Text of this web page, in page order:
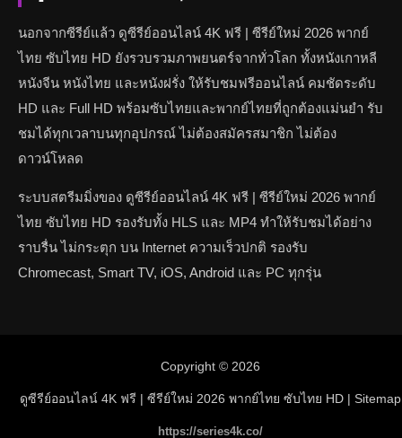
นอกจากซีรีย์แล้ว ดูซีรีย์ออนไลน์ 4K ฟรี | ซีรีย์ใหม่ 2026 พากย์
ไทย ซับไทย HD ยังรวบรวมภาพยนตร์จากทั่วโลก ทั้งหนังเกาหลี
หนังจีน หนังไทย และหนังฝรั่ง ให้รับชมฟรีออนไลน์ คมชัดระดับ
HD และ Full HD พร้อมซับไทยและพากย์ไทยที่ถูกต้องแม่นยำ รับ
ชมได้ทุกเวลาบนทุกอุปกรณ์ ไม่ต้องสมัครสมาชิก ไม่ต้อง
ดาวน์โหลด
ระบบสตรีมมิ่งของ ดูซีรีย์ออนไลน์ 4K ฟรี | ซีรีย์ใหม่ 2026 พากย์
ไทย ซับไทย HD รองรับทั้ง HLS และ MP4 ทำให้รับชมได้อย่าง
ราบรื่น ไม่กระตุก บน Internet ความเร็วปกติ รองรับ
Chromecast, Smart TV, iOS, Android และ PC ทุกรุ่น
Copyright © 2026
ดูซีรีย์ออนไลน์ 4K ฟรี | ซีรีย์ใหม่ 2026 พากย์ไทย ซับไทย HD | Sitemap
https://series4k.co/